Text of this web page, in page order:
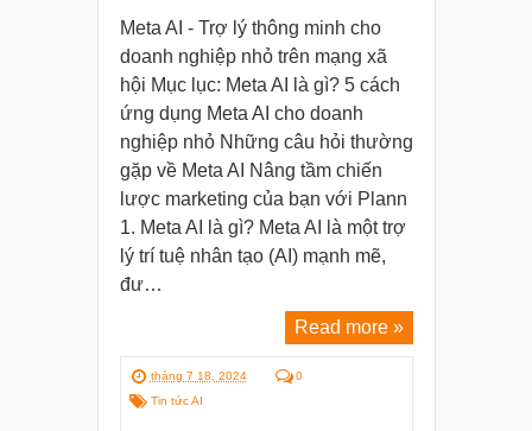
Meta AI - Trợ lý thông minh cho
doanh nghiệp nhỏ trên mạng xã
hội Mục lục: Meta AI là gì? 5 cách
ứng dụng Meta AI cho doanh
nghiệp nhỏ Những câu hỏi thường
gặp về Meta AI Nâng tầm chiến
lược marketing của bạn với Plann
1. Meta AI là gì? Meta AI là một trợ
lý trí tuệ nhân tạo (AI) mạnh mẽ,
đư…
Read more »
tháng 7 18, 2024
0
Tin tức AI